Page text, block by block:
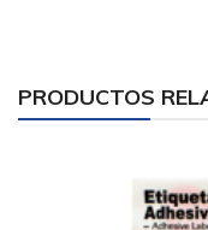
PRODUCTOS